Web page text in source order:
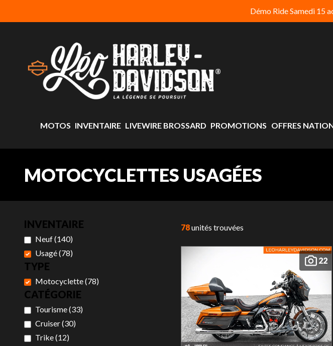
Démo Ride Samedi 15
MOTOS INVENTAIRE LIVEWIRE BROSSARD PROMOTIONS OFFRES
MOTOCYCLETTES USAGÉES
INVENTAIRE
Neuf(140)
Usagé(78)
TYPE
Motocyclette(78)
CATÉGORIE
Tourisme(33)
Cruiser(30)
Trike(12)
78unités trouvées
22